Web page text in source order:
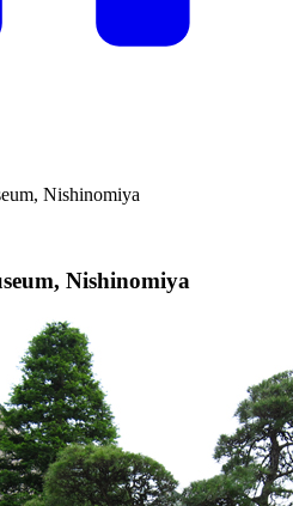
Nishinomiya
Nishinomiya